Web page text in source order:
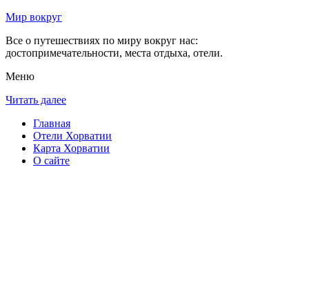
Мир вокруг
Все о путешествиях по миру вокруг нас:
достопримечательности, места отдыха, отели.
Меню
Читать далее
Главная
Отели Хорватии
Карта Хорватии
О сайте